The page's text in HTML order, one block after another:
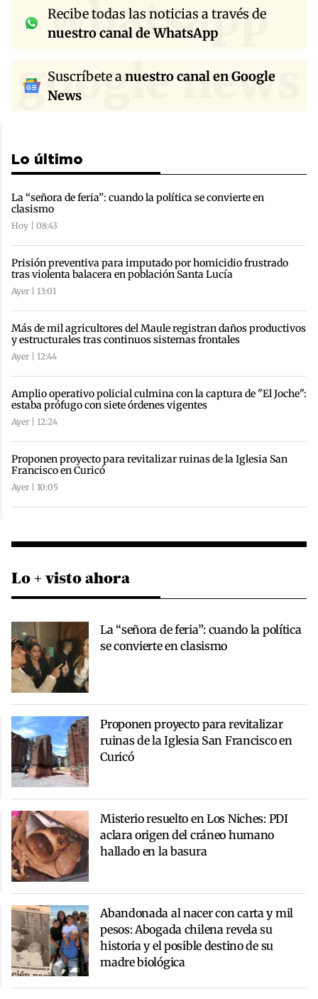
whatsapp
Recibe todas las noticias a través de
nuestro canal de WhatsApp
google news
Suscríbete anuestro canal en Google
News
Lo último
La “señora de feria”: cuando la política se convierte en
clasismo
Hoy | 08:43
Prisión preventiva para imputado por homicidio frustrado
tras violenta balacera en población Santa Lucía
Ayer | 13:01
Más de mil agricultores del Maule registran daños productivos
y estructurales tras continuos sistemas frontales
Ayer | 12:44
Amplio operativo policial culmina con la captura de "El Joche":
estaba prófugo con siete órdenes vigentes
Ayer | 12:24
Proponen proyecto para revitalizar ruinas de la Iglesia San
Francisco en Curicó
Ayer | 10:05
Lo + visto ahora
La “señora de feria”: cuando la política
se convierte en clasismo
Proponen proyecto para revitalizar
ruinas de la Iglesia San Francisco en
Curicó
Misterio resuelto en Los Niches: PDI
aclara origen del cráneo humano
hallado en la basura
Abandonada al nacer con carta y mil
pesos: Abogada chilena revela su
historia y el posible destino de su
madre biológica